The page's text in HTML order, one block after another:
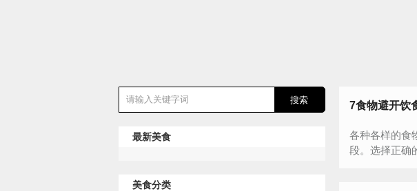
最新美食
美食分类
7食物避开饮
各种各样的食
段。选择正确